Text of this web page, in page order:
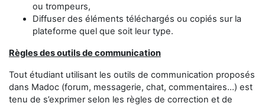
ou trompeurs,
Diffuser des éléments téléchargés ou copiés sur la
plateforme quel que soit leur type.
Règles des outils de communication
Tout étudiant utilisant les outils de communication proposés
dans Madoc (forum, messagerie, chat, commentaires...) est
tenu de s’exprimer selon les règles de correction et de